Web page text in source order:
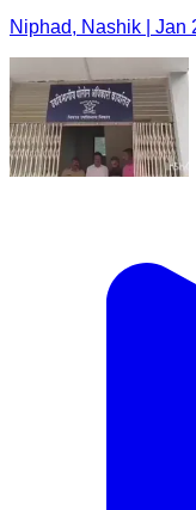
Niphad, Nashik | Jan